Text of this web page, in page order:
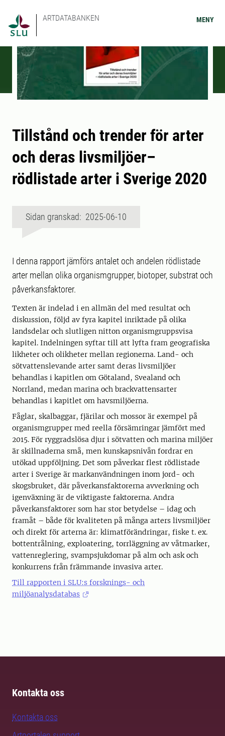
ARTDATABANKEN MENY
Tillstånd och trender för arter
och deras livsmiljöer–
rödlistade arter i Sverige 2020
Sidan granskad: 2025-06-10
I denna rapport jämförs antalet och andelen rödlistade
arter mellan olika organismgrupper, biotoper, substrat och
påverkansfaktorer.
Texten är indelad i en allmän del med resultat och
diskussion, följd av fyra kapitel inriktade på olika
landsdelar och slutligen nitton organismgruppsvisa
kapitel. Indelningen syftar till att lyfta fram geografiska
likheter och olikheter mellan regionerna. Land- och
sötvattenslevande arter samt deras livsmiljöer
behandlas i kapitlen om Götaland, Svealand och
Norrland, medan marina och brackvattensarter
behandlas i kapitlet om havsmiljöerna.
Fåglar, skalbaggar, fjärilar och mossor är exempel på
organismgrupper med reella försämringar jämfört med
2015. För ryggradslösa djur i sötvatten och marina miljöer
är skillnaderna små, men kunskapsnivån fordrar en
utökad uppföljning. Det som påverkar flest rödlistade
arter i Sverige är markanvändningen inom jord- och
skogsbruket, där påverkansfaktorerna avverkning och
igenväxning är de viktigaste faktorerna. Andra
påverkansfaktorer som har stor betydelse – idag och
framåt – både för kvaliteten på många arters livsmiljöer
och direkt för arterna är: klimatförändringar, fiske t. ex.
bottentrålning, exploatering, torrläggning av våtmarker,
vattenreglering, svampsjukdomar på alm och ask och
konkurrens från främmande invasiva arter.
Till rapporten i SLU:s forsknings- och
miljöanalysdatabas
Kontakta oss
Kontakta oss